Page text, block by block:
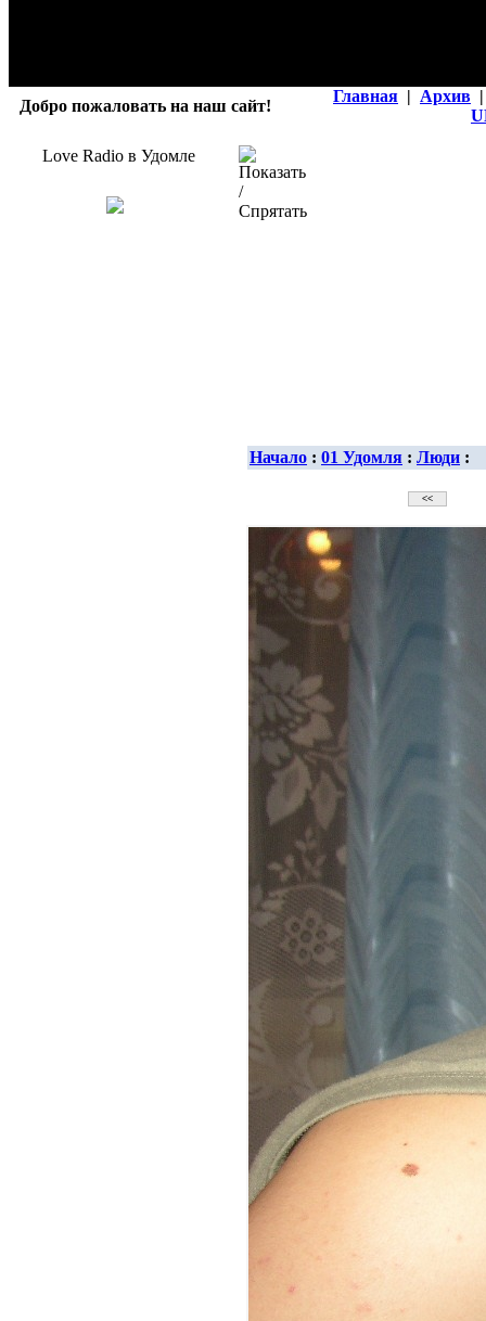
Добро пожаловать на наш сайт!
Главная | Архив |
Love Radio в Удомле
Начало : 01 Удомля : Люди :